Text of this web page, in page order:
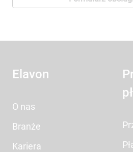
Elavon
O nas
Branże
Kariera